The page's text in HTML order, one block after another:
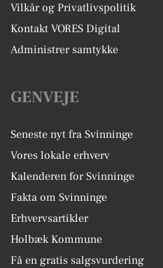
Vilkår og Privatlivspolitik
Kontakt VORES Digital
Administrer samtykke
GENVEJE
Seneste nyt fra Svinninge
Vores lokale erhverv
Kalenderen for Svinninge
Fakta om Svinninge
Erhvervsartikler
Holbæk Kommune
Få en gratis salgsvurdering